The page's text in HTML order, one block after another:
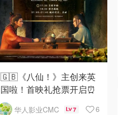
🇬🇧《八仙！》主创来英
国啦！首映礼抢票开启⏰
华人影业CMC 7 6